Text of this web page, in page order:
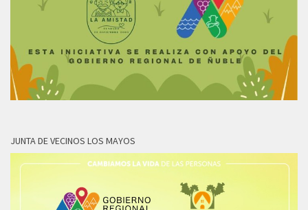
JUNTA DE VECINOS LOS MAYOS